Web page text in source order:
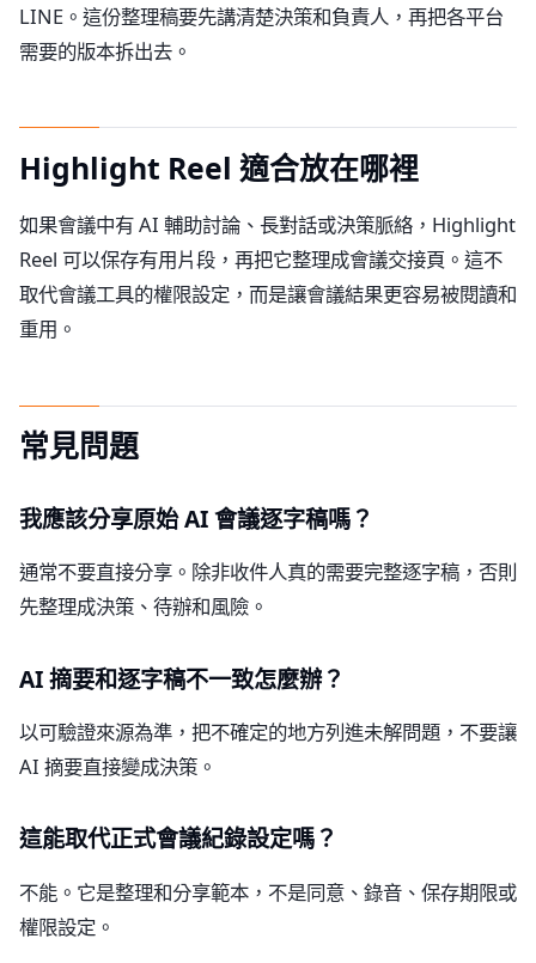
LINE。這份整理稿要先講清楚決策和負責人，再把各平台
需要的版本拆出去。
Highlight Reel 適合放在哪裡
如果會議中有 AI 輔助討論、長對話或決策脈絡，Highlight
Reel 可以保存有用片段，再把它整理成會議交接頁。這不
取代會議工具的權限設定，而是讓會議結果更容易被閱讀和
重用。
常見問題
我應該分享原始 AI 會議逐字稿嗎？
通常不要直接分享。除非收件人真的需要完整逐字稿，否則
先整理成決策、待辦和風險。
AI 摘要和逐字稿不一致怎麼辦？
以可驗證來源為準，把不確定的地方列進未解問題，不要讓
AI 摘要直接變成決策。
這能取代正式會議紀錄設定嗎？
不能。它是整理和分享範本，不是同意、錄音、保存期限或
權限設定。